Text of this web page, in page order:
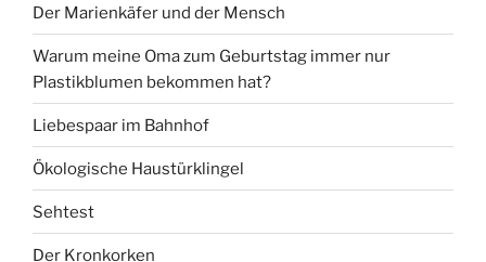
Der Marienkäfer und der Mensch
Warum meine Oma zum Geburtstag immer nur
Plastikblumen bekommen hat?
Liebespaar im Bahnhof
Ökologische Haustürklingel
Sehtest
Der Kronkorken